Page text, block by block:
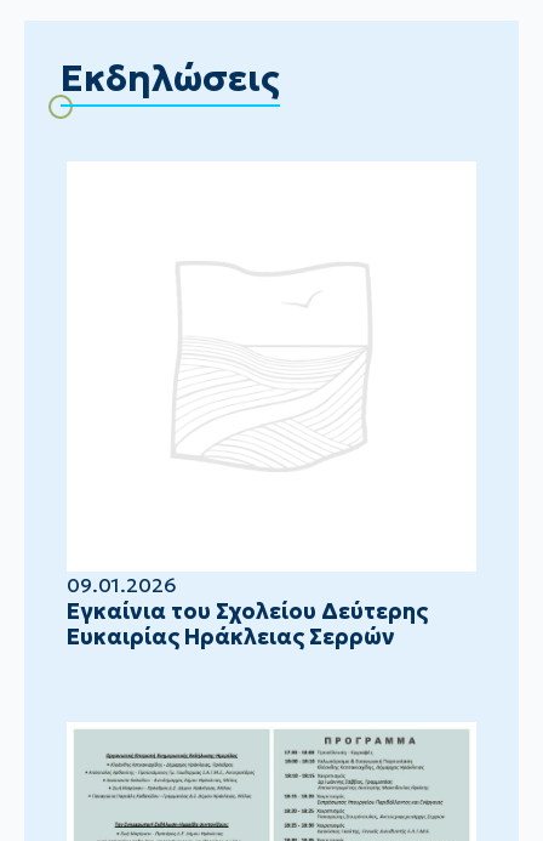
Εκδηλώσεις
09.01.2026
Eγκαίνια του Σχολείου Δεύτερης
Ευκαιρίας Ηράκλειας Σερρών